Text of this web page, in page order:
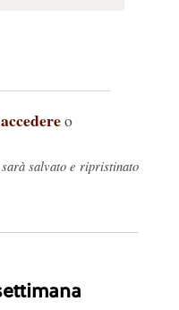
accedereo
salvato e ripristinato